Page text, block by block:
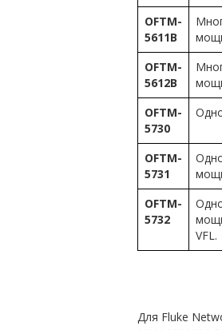
OFTM-
5611B
OFTM-
5612B
OFTM-
5730
OFTM-
5731
OFTM-
5732
VFL.
Для Fluke